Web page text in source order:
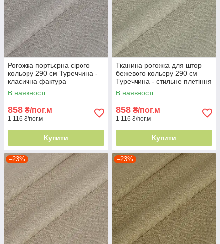
Рогожка портьєрна сірого
кольору 290 см Туреччина -
класична фактура
В наявності
858 ₴/пог.м
1 116 ₴/пог.м
Купити
Тканина рогожка для штор
бежевого кольору 290 см
Туреччина - стильне плетіння
ниток
В наявності
858 ₴/пог.м
1 116 ₴/пог.м
Купити
–23% –23%